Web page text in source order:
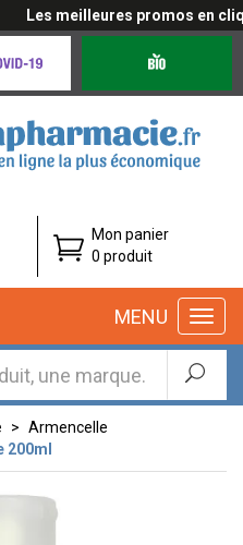
Les meilleures promos en
Mon panier
0 produit
MENU
Armencelle
200ml